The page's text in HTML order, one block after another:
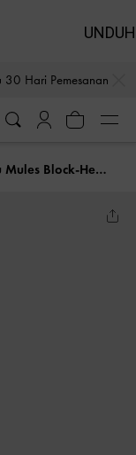
Hari Pemesanan
Sepatu Mules Block-Heel Cut-Out
UNDUH